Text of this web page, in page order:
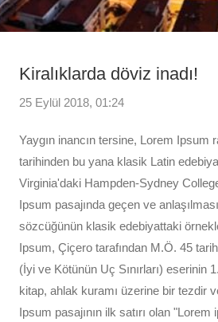
Kiralıklarda döviz inadı!
25 Eylül 2018, 01:24
Yaygın inancın tersine, Lorem
tarihinden bu yana klasik Latin
Virginia'daki Hampden-Sydney
Ipsum pasajında geçen ve
sözcüğünün klasik edebiyattaki
Ipsum, Çiçero tarafından M.Ö. 45
(İyi ve Kötünün Uç Sınırları) eserinin
kitap, ahlak kuramı üzerine bir tezdir
Ipsum pasajının ilk satırı olan